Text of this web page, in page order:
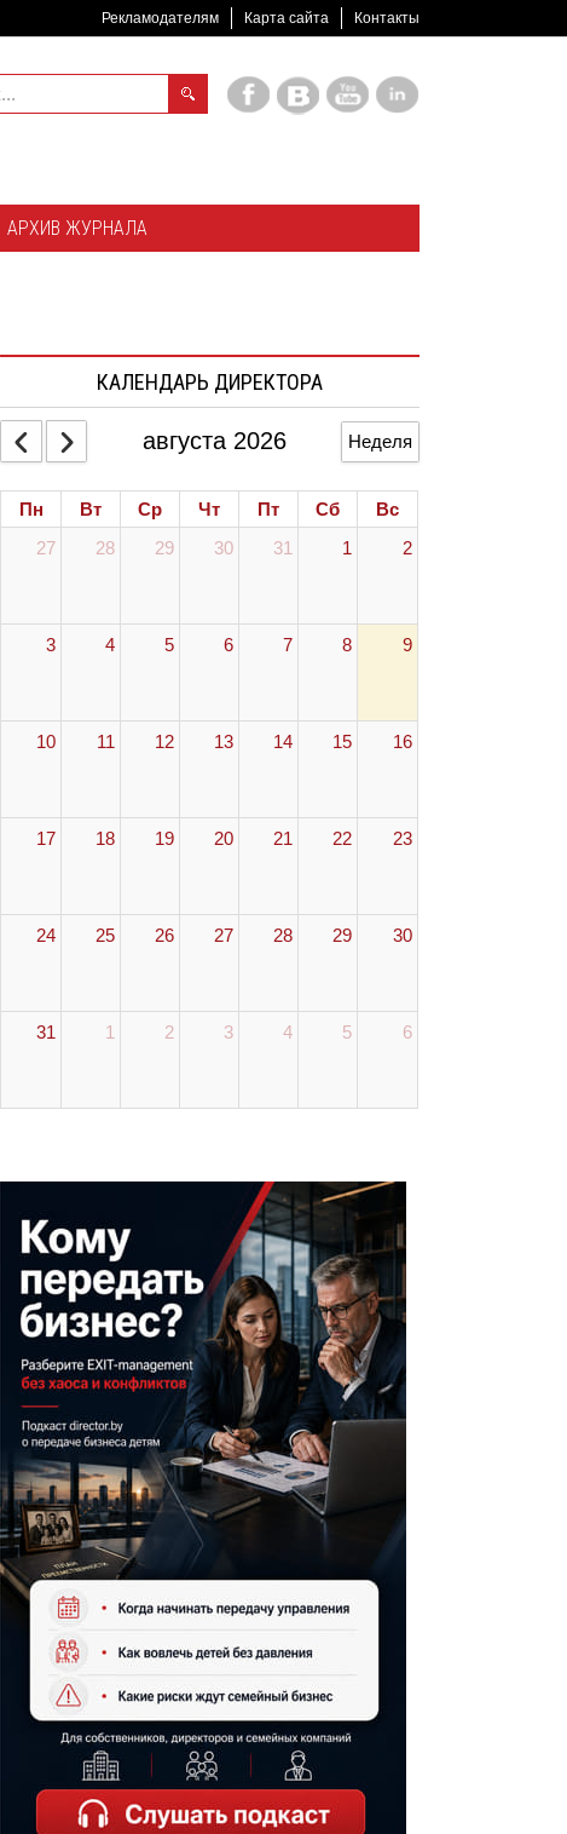
Рекламодателям Карта сайта Контакты
АРХИВ ЖУРНАЛА
КАЛЕНДАРЬ ДИРЕКТОРА
августа 2026 Неделя
Пн Вт Ср Чт Пт Сб
Вс
27
28 29 30 31 1 2
3 4 5 6 7 8 9
10 11 12 13 14 15 16
17 18 19 20 21 22 23
24 25 26 27 28 29 30
31 1 2 3 4 5 6